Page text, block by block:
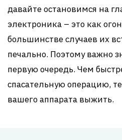
давайте остановимся на
электроника – это как
большинстве случаев их
печально. Поэтому важно
первую очередь. Чем
спасательную операцию,
вашего аппарата выжить.